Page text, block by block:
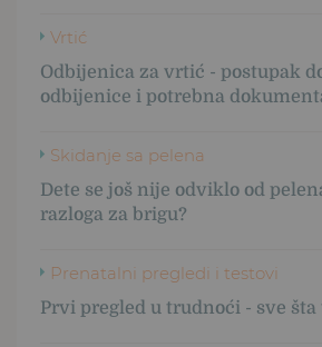
Vrtić
Odbijenica za vrtić - postupak
odbijenice i potrebna
Skidanje sa pelena
Dete se još nije odviklo od
razloga za brigu?
Prenatalni pregledi i testovi
Prvi pregled u trudnoći - sve šta